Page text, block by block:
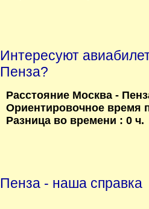
Интересуют
Пенза?
Расстояние Москва -
Ориентировочное время
Разница во времени : 0 ч.
Пенза - наша справка